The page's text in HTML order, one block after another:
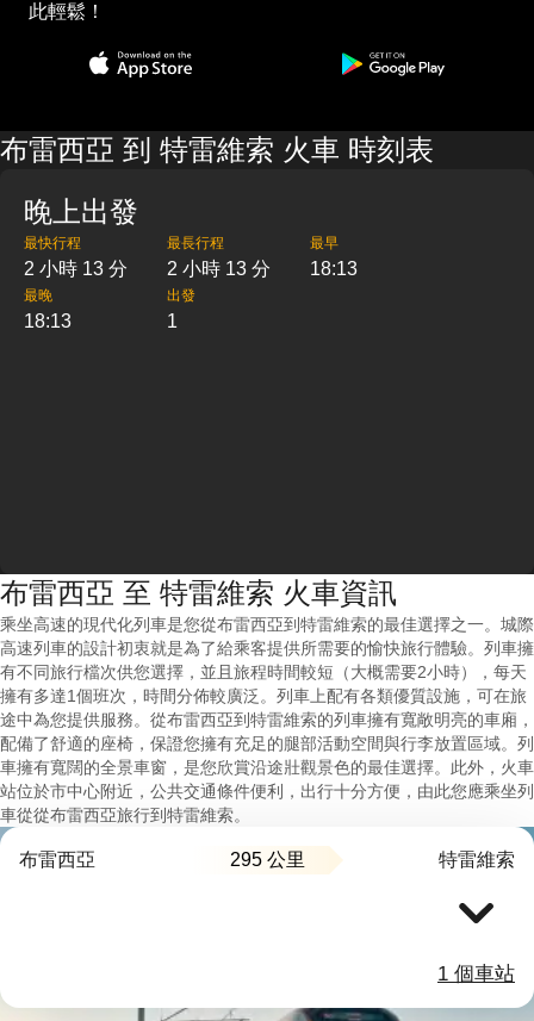
此輕鬆！
布雷西亞 到 特雷維索 火車 時刻表
晚上出發
最快行程
2 小時 13 分
最長行程
2 小時 13 分
最早
18:13
最晚
18:13
出發
1
布雷西亞 至 特雷維索 火車資訊
乘坐高速的現代化列車是您從布雷西亞到特雷維索的最佳選擇之一。城際
高速列車的設計初衷就是為了給乘客提供所需要的愉快旅行體驗。列車擁
有不同旅行檔次供您選擇，並且旅程時間較短（大概需要2小時），每天
擁有多達1個班次，時間分佈較廣泛。列車上配有各類優質設施，可在旅
途中為您提供服務。從布雷西亞到特雷維索的列車擁有寬敞明亮的車廂，
配備了舒適的座椅，保證您擁有充足的腿部活動空間與行李放置區域。列
車擁有寬闊的全景車窗，是您欣賞沿途壯觀景色的最佳選擇。此外，火車
站位於市中心附近，公共交通條件便利，出行十分方便，由此您應乘坐列
車從從布雷西亞旅行到特雷維索。
布雷西亞 295 公里 特雷維索
1 個車站